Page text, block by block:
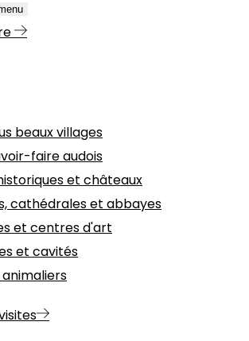
beaux villages
faire audois
et châteaux
cathédrales et abbayes
et centres d'art
et cavités